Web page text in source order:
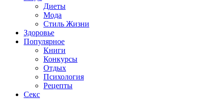
Диеты
Мода
Стиль Жизни
Здоровье
Популярное
Книги
Конкурсы
Отдых
Психология
Рецепты
Секс